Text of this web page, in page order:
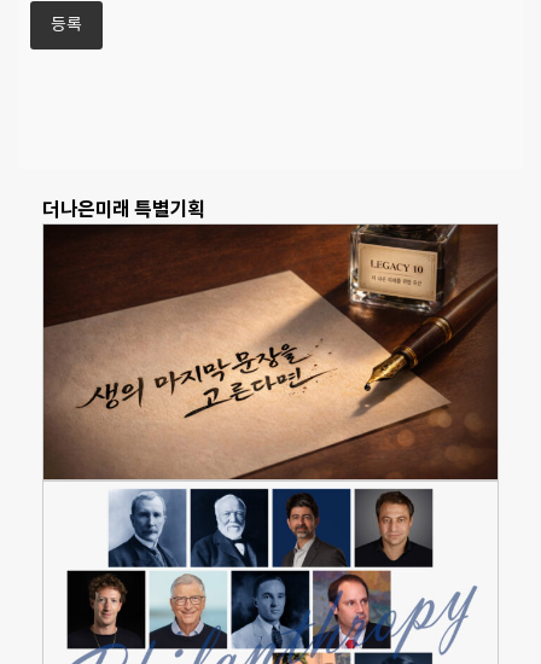
더나은미래 특별기획